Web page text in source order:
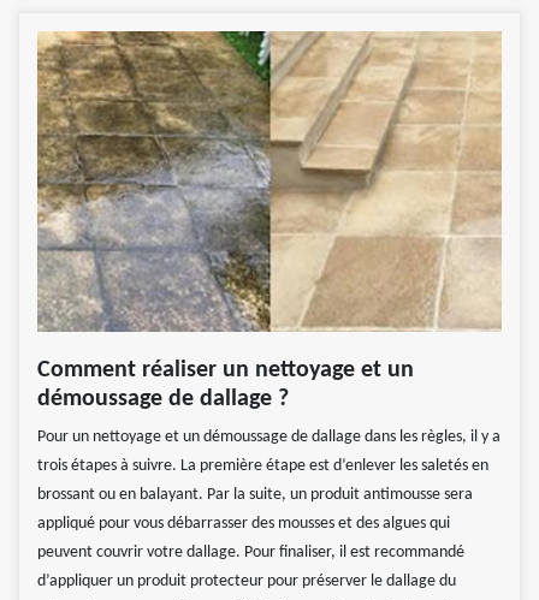
Comment réaliser un nettoyage et un
démoussage de dallage ?
Pour un nettoyage et un démoussage de dallage dans les règles, il y a
trois étapes à suivre. La première étape est d’enlever les saletés en
brossant ou en balayant. Par la suite, un produit antimousse sera
appliqué pour vous débarrasser des mousses et des algues qui
peuvent couvrir votre dallage. Pour finaliser, il est recommandé
d’appliquer un produit protecteur pour préserver le dallage du